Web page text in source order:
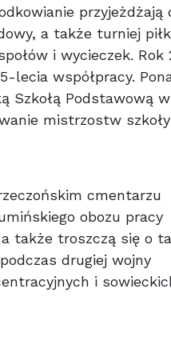
przyjeżdżają
a także turniej
i wycieczek. Rok
lecia współpracy.
Szkołą Podstawową w
mistrzostw
cmentarzu
obozu pracy
także troszczą się o
drugiej wojny
i